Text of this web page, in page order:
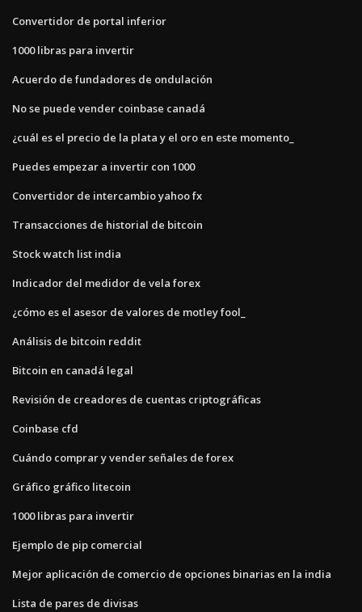
Convertidor de portal inferior
1000 libras para invertir
Acuerdo de fundadores de ondulación
No se puede vender coinbase canadá
¿cuál es el precio de la plata y el oro en este momento_
Puedes empezar a invertir con 1000
Convertidor de intercambio yahoo fx
Transacciones de historial de bitcoin
Stock watch list india
Indicador del medidor de vela forex
¿cómo es el asesor de valores de motley fool_
Análisis de bitcoin reddit
Bitcoin en canadá legal
Revisión de creadores de cuentas criptográficas
Coinbase cfd
Cuándo comprar y vender señales de forex
Gráfico gráfico litecoin
1000 libras para invertir
Ejemplo de pip comercial
Mejor aplicación de comercio de opciones binarias en la india
Lista de pares de divisas